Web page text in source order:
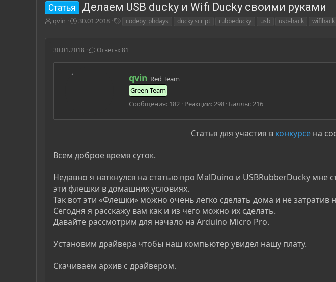
Статья Делаем USB ducky и Wifi Ducky своими руками
А
т
о
т
qvin
Д
т
а
а
30.01.2018
г
и
codeby_phdays ducky script rubbeducky usb usb-hack wifihack
30.01.2018 Ответы: 81
А
в
т
о
qvin Red Team
Green Team
Сообщения 182 Реакции 298 Баллы 216
Статья для участия в конкурсе на
Всем доброе время суток.
Недавно я наткнулся на статью про MalDuino и USBRubberDucky мне
эти флешки в домашних условиях.
Так вот эти «Флешки» можно очень легко сделать дома и не затратив
Сегодня я расскажу вам как и из чего можно их сделать.
Давайте рассмотрим для начало на Arduino Micro Pro.
Установим драйвера чтобы наш компьютер увидел нашу плату.
Скачиваем архив с драйвером.